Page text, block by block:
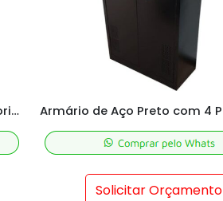
Armário de Aço para Escritório Colorido – M175x75x33 cm
Solicitar Orçamento